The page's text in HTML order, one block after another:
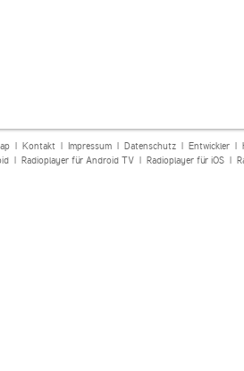
| Kontakt| Impressum| Datenschutz| Entwickler|
| Radioplayer für Android TV| Radioplayer für iOS|